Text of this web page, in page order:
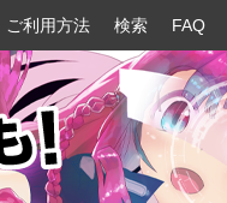
ご利用方法 検索 FAQ